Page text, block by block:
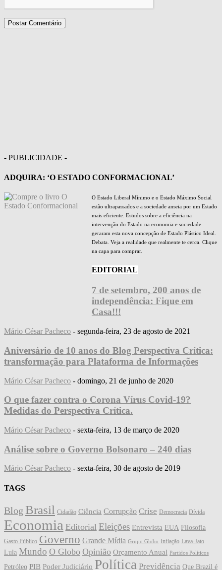
- PUBLICIDADE -
ADQUIRA: ‘O ESTADO CONFORMACIONAL’
O Estado Liberal Mínimo e o Estado Máximo Social
estão ultrapassados e a sociedade anseia por um Estado
mais eficiente. Estudos sobre a eficiência na
intervenção do Estado na economia e sociedade
geraram esta nova concepção de Estado Plástico Ideal.
Debata. Veja a realidade que realmente te cerca. Clique
na capa para comprar.
EDITORIAL
7 de setembro, 200 anos de
independência: Fique em
Casa!!!
Mário César Pacheco - segunda-feira, 23 de agosto de 2021
Aniversário de 10 anos do Blog Perspectiva Crítica:
transformação para Plataforma de Informações
Mário César Pacheco - domingo, 21 de junho de 2020
O que fazer contra o Corona Vírus Covid-19?
Medidas do Perspectiva Crítica.
Mário César Pacheco - sexta-feira, 13 de março de 2020
Análise sobre o Governo Bolsonaro – 240 dias
Mário César Pacheco - sexta-feira, 30 de agosto de 2019
TAGS
Blog Brasil Cidadão Ciência Corrupção Crise Democracia Dívida
Economia Editorial Eleições Entrevista EUA Filosofia
Gasto Público Governo Grande Mídia Grupo Globo Inflação Lava-Jato
Lula Mundo O Globo Opinião Orçamento Anual Partidos Políticos
Petróleo PIB Poder Judiciário Política Previdência Que Brazil é